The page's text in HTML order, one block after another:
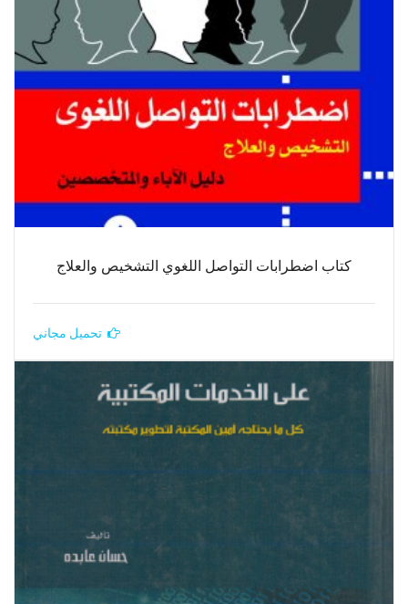
كتاب اضطرابات التواصل اللغوي التشخيص والعلاج
تحميل مجاني